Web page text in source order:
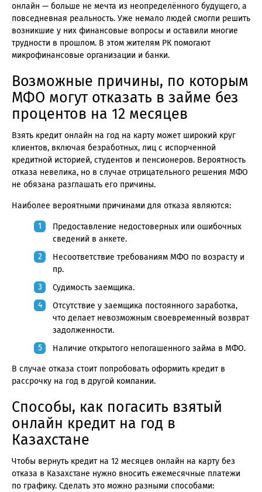
онлайн — больше не мечта из неопределённого будущего, а
повседневная реальность. Уже немало людей смогли решить
возникшие у них финансовые вопросы и оставили многие
трудности в прошлом. В этом жителям РК помогают
микрофинансовые организации и банки.
Возможные причины, по которым
МФО могут отказать в займе без
процентов на 12 месяцев
Взять кредит онлайн на год на карту может широкий круг
клиентов, включая безработных, лиц с испорченной
кредитной историей, студентов и пенсионеров. Вероятность
отказа невелика, но в случае отрицательного решения МФО
не обязана разглашать его причины.
Наиболее вероятными причинами для отказа являются:
Предоставление недостоверных или ошибочных
сведений в анкете.
Несоответствие требованиям МФО по возрасту и
пр.
Судимость заемщика.
Отсутствие у заемщика постоянного заработка,
что делает невозможным своевременный возврат
задолженности.
Наличие открытого непогашенного займа в МФО.
В случае отказа стоит попробовать оформить кредит в
рассрочку на год в другой компании.
Способы, как погасить взятый
онлайн кредит на год в
Казахстане
Чтобы вернуть кредит на 12 месяцев онлайн на карту без
отказа в Казахстане нужно вносить ежемесячные платежи
по графику. Сделать это можно разными способами: